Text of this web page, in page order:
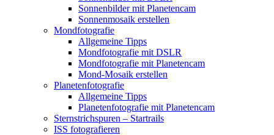
Sonnenbilder mit Planetencam
Sonnenmosaik erstellen
Mondfotografie
Allgemeine Tipps
Mondfotografie mit DSLR
Mondfotografie mit Planetencam
Mond-Mosaik erstellen
Planetenfotografie
Allgemeine Tipps
Planetenfotografie mit Planetencam
Sternstrichspuren – Startrails
ISS fotografieren